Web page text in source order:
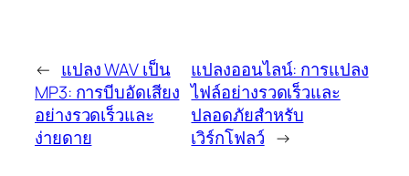
← แปลง WAV เป็น
MP3: การบีบอัดเสียง
อย่างรวดเร็วและ
ง่ายดาย
แปลงออนไลน์: การแปลง
ไฟล์อย่างรวดเร็วและ
ปลอดภัยสำหรับ
เวิร์กโฟลว์ →